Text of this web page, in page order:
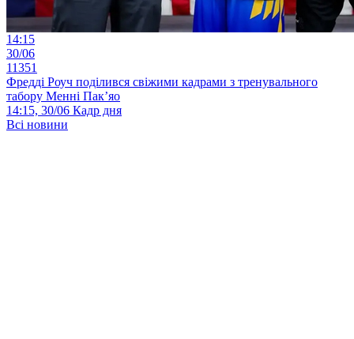
14:15
30/06
11351
Фредді Роуч поділився свіжими кадрами з тренувального
табору Менні Пак’яо
14:15, 30/06 Кадр дня
Всі новини